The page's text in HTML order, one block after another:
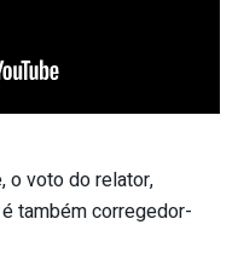
o voto do relator,
também corregedor-